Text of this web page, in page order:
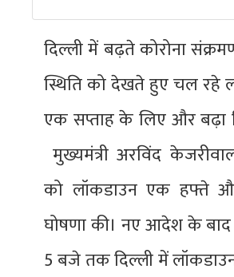
दिल्ली में बढ़ते कोरोना
स्थिति को देखते हुए चल रहे
एक सप्ताह के लिए और बढ़ा
मुख्यमंत्री अरविंद
को लॉकडाउन एक हफ्ते
घोषणा की। नए आदेश के
5 बजे तक दिल्ली में